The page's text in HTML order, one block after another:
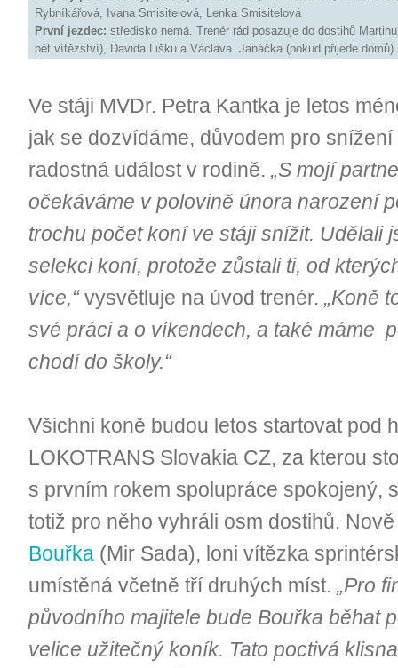
Rybníkářová, Ivana Smisitelová, Lenka Smisitelová
První jezdec: středisko nemá. Trenér rád posazuje do dostihů
pět vítězství), Davida Lišku a Václava Janáčka (pokud přijede domů)
Ve stáji MVDr. Petra Kantka je letos
jak se dozvídáme, důvodem pro
radostná událost v rodině. „S mojí
očekáváme v polovině února narození
trochu počet koní ve stáji snížit. Udělali
selekci koní, protože zůstali ti, od
více,“vysvětluje na úvod trenér. „Koně
své práci a o víkendech, a také máme
chodí do školy.“
Všichni koně budou letos startovat pod
LOKOTRANS Slovakia CZ, za kterou
s prvním rokem spolupráce spokojený,
totiž pro něho vyhráli osm dostihů.
Bouřka (Mir Sada), loni vítězka
umístěná včetně tří druhých míst. „Pro
původního majitele bude Bouřka běhat
velice užitečný koník. Tato poctivá